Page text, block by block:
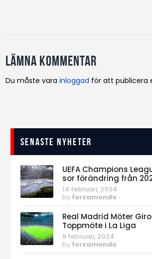
Lämna kommentar
Du måste varainloggad för att publicera
Senaste nyheter
UEFA Champions
sor förändring från
14 februari, 2024
by forzamondo
Real Madrid Möter
Toppmöte i La Liga
8 februari, 2024
by forzamondo